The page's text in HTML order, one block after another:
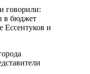
говорили:
в бюджет
Ессентуков и